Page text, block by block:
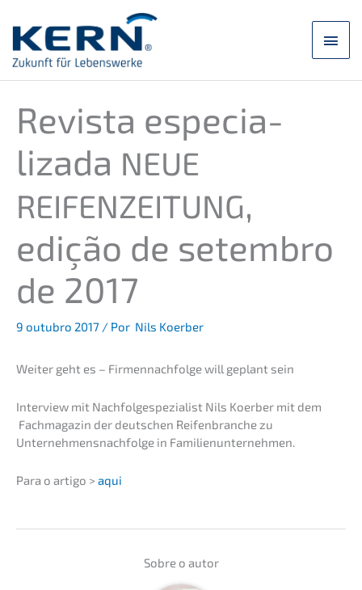
para
conteúdo
Revis­ta especia­
lizada NEUE
REIFENZEITUNG,
edição de setem­bro
de 2017
9 outub­ro 2017 / Por Nils Koerber
Weiter geht es – Firmen­nach­fol­ge will geplant sein
Inter­view mit Nachfol­ge­spe­zia­list Nils Koerber mit dem
Fachma­ga­zin der deutschen Reifen­bran­che zu
Unternehmens­nachfolge in Familienunternehmen.
Para o artigo > aqui
Sobre o autor